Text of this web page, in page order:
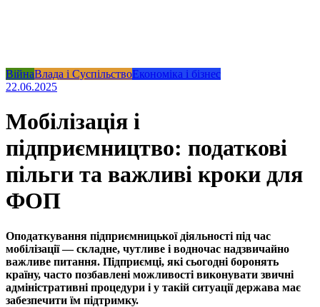
ВійнаВлада і СуспільствоЕкономіка і бізнес
22.06.2025
Мобілізація і
підприємництво: податкові
пільги та важливі кроки для
ФОП
Оподаткування підприємницької діяльності під час
мобілізації — складне, чутливе і водночас надзвичайно
важливе питання. Підприємці, які сьогодні боронять
країну, часто позбавлені можливості виконувати звичні
адміністративні процедури і у такій ситуації держава має
забезпечити їм підтримку.